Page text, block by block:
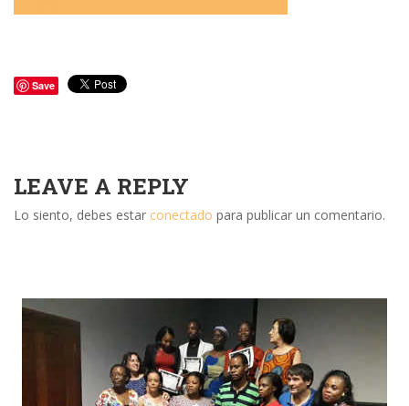
Save
LEAVE A REPLY
Lo siento, debes estar conectado para publicar un comentario.